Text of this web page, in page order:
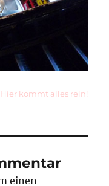
Kategorien
Hier kommt alles rein!
einen